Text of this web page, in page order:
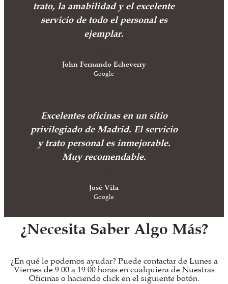
trato, la amabilidad y el excelente
servicio de todo el personal es
ejemplar.
John Fernando Echeverry
Google
Excelentes oficinas en un sitio
privilegiado de Madrid. El servicio
y trato personal es inmejorable.
Muy recomendable.
José Vila
Google
¿Necesita Saber Algo Más?
¿En qué le podemos ayudar? Puede contactar de Lunes a
Viernes de 9:00 a 19:00 horas en cualquiera de Nuestras
Oficinas o haciendo click en el siguiente botón.